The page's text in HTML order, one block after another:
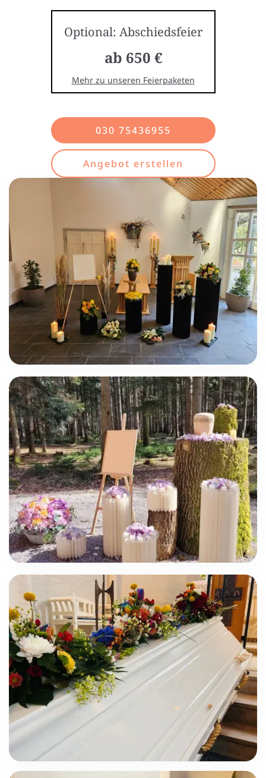
Optional: Abschiedsfeier
ab 650 €
Mehr zu unseren Feierpaketen
030 75436955
Angebot erstellen